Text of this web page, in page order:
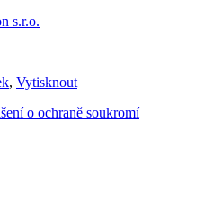
s.r.o.
, Vytisknout
o ochraně soukromí